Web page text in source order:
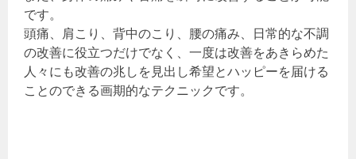
です。
頭痛、肩こり、背中のこり、腰の痛み、日常的な不調
の改善に役立つだけでなく、一度は改善をあきらめた
人々にも改善の兆しを見出し希望とハッピーを届ける
ことのできる画期的なテクニックです。